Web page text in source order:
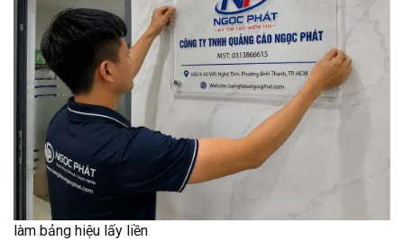
làm bảng hiệu lấy liền